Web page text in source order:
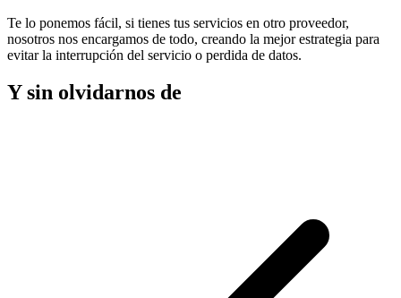
Te lo ponemos fácil, si tienes tus servicios en otro proveedor,
nosotros nos encargamos de todo, creando la mejor estrategia para
evitar la interrupción del servicio o perdida de datos.
Y sin olvidarnos de